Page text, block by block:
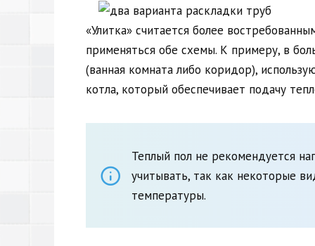
«Улитка» считается более
применяться обе схемы. К примеру, в
(ванная комната либо коридор),
котла, который обеспечивает подачу
Теплый пол не рекомендуется
учитывать, так как некоторые
температуры.